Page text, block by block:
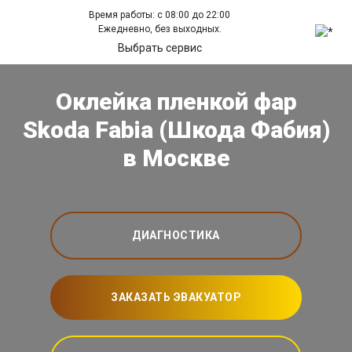
Время работы: с 08:00 до 22:00
Ежедневно, без выходных.
Выбрать сервис
Оклейка пленкой фар
Skoda Fabia (Шкода Фабия)
в Москве
ДИАГНОСТИКА
ЗАКАЗАТЬ ЭВАКУАТОР